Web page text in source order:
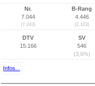
Nr.
7.044
(7.243)
B-Rang
4.446
(2.103)
DTV
15.166
SV
546
(3,6%)
Infos...